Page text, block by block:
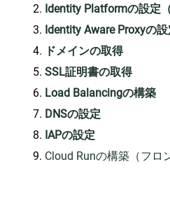
Identity Platformの設定
Identity Aware Proxyの設
ドメインの取得
SSL証明書の取得
Load Balancingの構築
DNSの設定
IAPの設定
Cloud Runの構築（フロ